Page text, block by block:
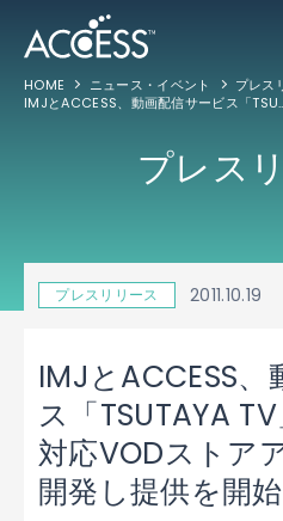
HOME ニュース・イベント
プレス
IMJとACCESS、動画配
プレス
プレスリリース 2011.10.19
IMJとACCESS
ス「TSUTAYA
対応VODストア
開発し提供を開始